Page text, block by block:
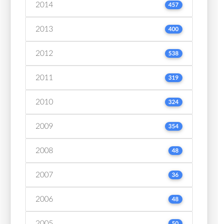
2014 457
2013 400
2012 538
2011 319
2010 324
2009 354
2008 48
2007 36
2006 48